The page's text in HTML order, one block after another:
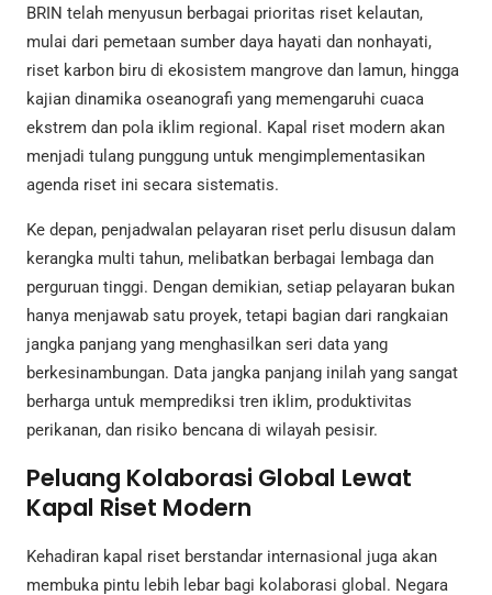
BRIN telah menyusun berbagai prioritas riset kelautan,
mulai dari pemetaan sumber daya hayati dan nonhayati,
riset karbon biru di ekosistem mangrove dan lamun, hingga
kajian dinamika oseanografi yang memengaruhi cuaca
ekstrem dan pola iklim regional. Kapal riset modern akan
menjadi tulang punggung untuk mengimplementasikan
agenda riset ini secara sistematis.
Ke depan, penjadwalan pelayaran riset perlu disusun dalam
kerangka multi tahun, melibatkan berbagai lembaga dan
perguruan tinggi. Dengan demikian, setiap pelayaran bukan
hanya menjawab satu proyek, tetapi bagian dari rangkaian
jangka panjang yang menghasilkan seri data yang
berkesinambungan. Data jangka panjang inilah yang sangat
berharga untuk memprediksi tren iklim, produktivitas
perikanan, dan risiko bencana di wilayah pesisir.
Peluang Kolaborasi Global Lewat
Kapal Riset Modern
Kehadiran kapal riset berstandar internasional juga akan
membuka pintu lebih lebar bagi kolaborasi global. Negara